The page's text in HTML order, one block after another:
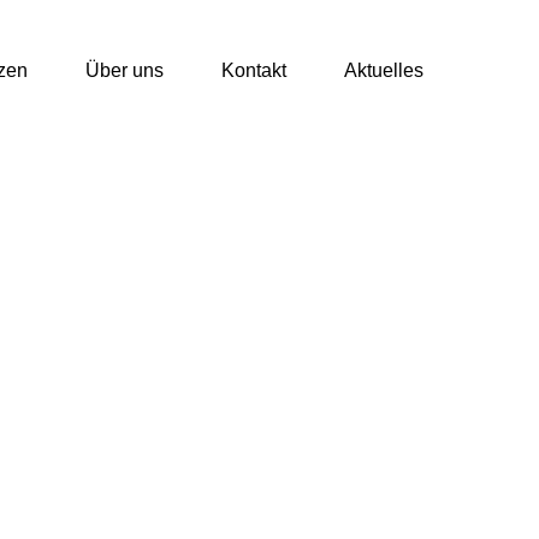
Über uns Kontakt Aktuelles